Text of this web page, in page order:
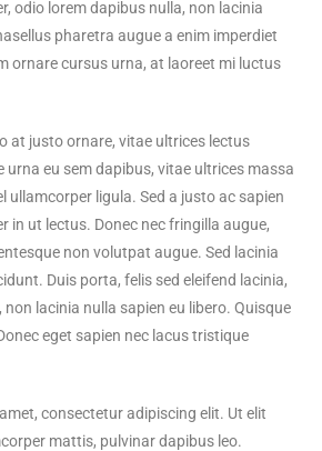
odio lorem dapibus nulla, non lacinia
pharetra augue a enim imperdiet
ornare cursus urna, at laoreet mi luctus
at justo ornare, vitae ultrices lectus
urna eu sem dapibus, vitae ultrices massa
ullamcorper ligula. Sed a justo ac sapien
in ut lectus. Donec nec fringilla augue,
non volutpat augue. Sed lacinia
Duis porta, felis sed eleifend lacinia,
lacinia nulla sapien eu libero. Quisque
eget sapien nec lacus tristique
consectetur adipiscing elit. Ut elit
mattis, pulvinar dapibus leo.